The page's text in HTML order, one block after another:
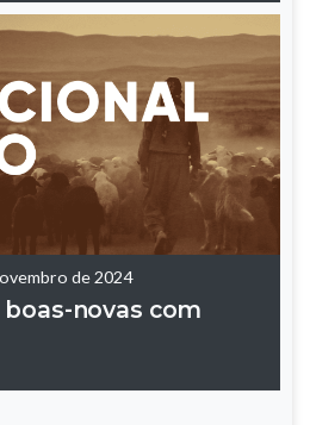
de 2024
novas com